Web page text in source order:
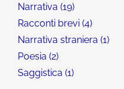
Narrativa 19
Racconti brevi 4
Narrativa straniera 1
Poesia 2
Saggistica 1